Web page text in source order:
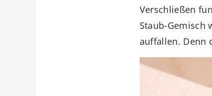
Verschließen
Staub-Gemisch
auffallen. Denn